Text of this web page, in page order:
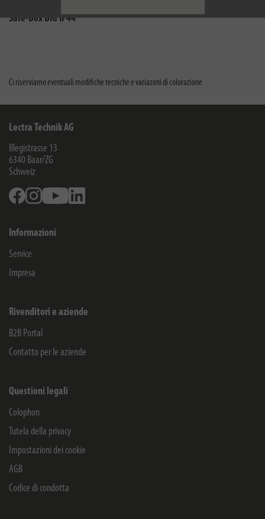
Safe-Box BIG IP44
Ci riserviamo eventuali modifiche tecniche e variazoni di colorazione
Lectra Technik AG
Blegistrasse 13
6340 Baar/ZG
Schweiz
FacebookInstagramYoutube
Informazioni
Service
Impresa
Rivenditori e aziende
B2B Portal
Contatto per le aziende
Questioni legali
Colophon
Tutela della privacy
Impostazioni dei cookie
AGB
Codice di condotta